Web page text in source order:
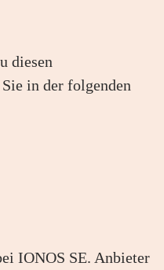
diesen
in der folgenden
IONOS SE. Anbieter